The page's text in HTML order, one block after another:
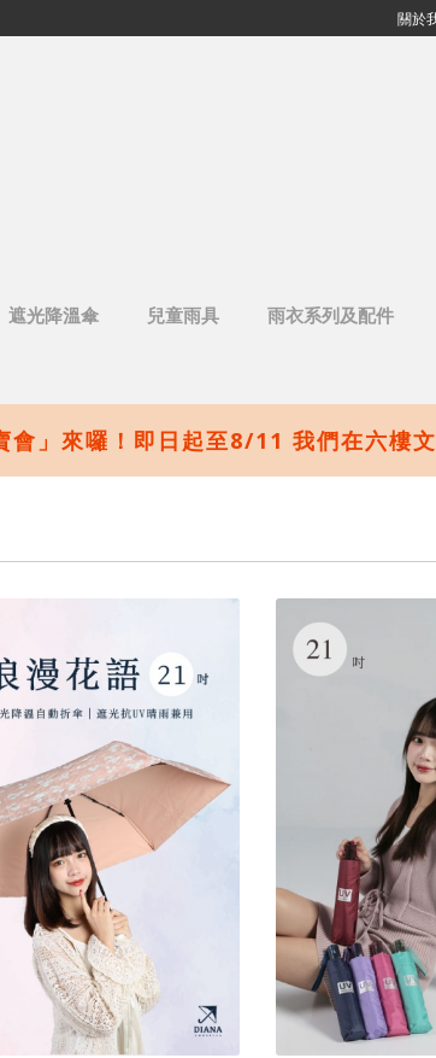
關於
遮光降溫傘 兒童雨具 雨衣系列及配件
夏日特賣會開跑囉！即日起至8/6 我們